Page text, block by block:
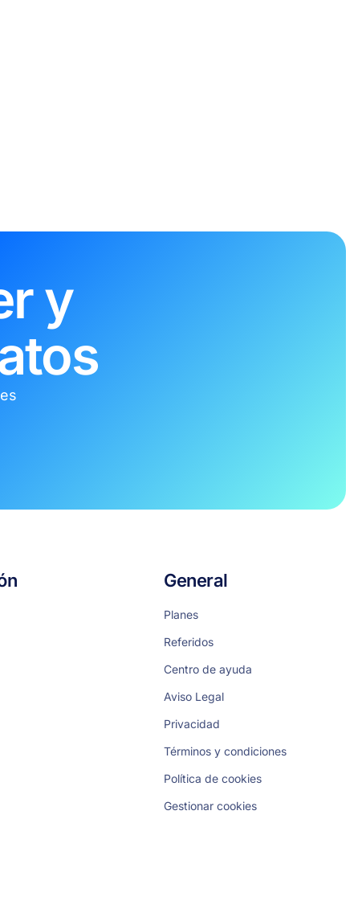
y
General
Planes
Referidos
Centro de ayuda
Aviso Legal
Privacidad
Términos y condiciones
Política de cookies
Gestionar cookies